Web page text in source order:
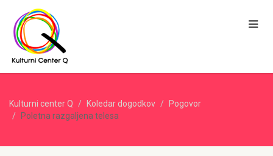
Kulturni center Q Koledar dogodkov
Pogovor
Poletna razgaljena telesa